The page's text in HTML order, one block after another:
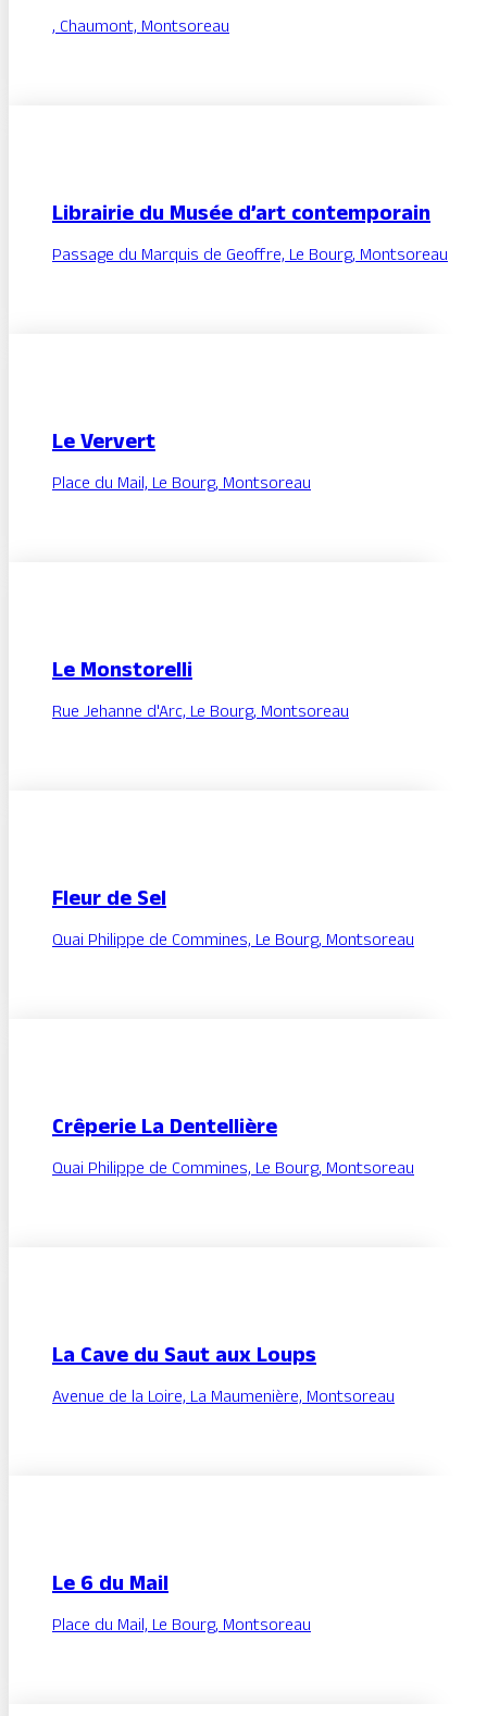
, Chaumont, Montsoreau
Librairie du Musée d’art contemporain
Passage du Marquis de Geoffre, Le Bourg, Montsoreau
Le Ververt
Place du Mail, Le Bourg, Montsoreau
Le Monstorelli
Rue Jehanne d'Arc, Le Bourg, Montsoreau
Fleur de Sel
Quai Philippe de Commines, Le Bourg, Montsoreau
Crêperie La Dentellière
Quai Philippe de Commines, Le Bourg, Montsoreau
La Cave du Saut aux Loups
Avenue de la Loire, La Maumenière, Montsoreau
Le 6 du Mail
Place du Mail, Le Bourg, Montsoreau